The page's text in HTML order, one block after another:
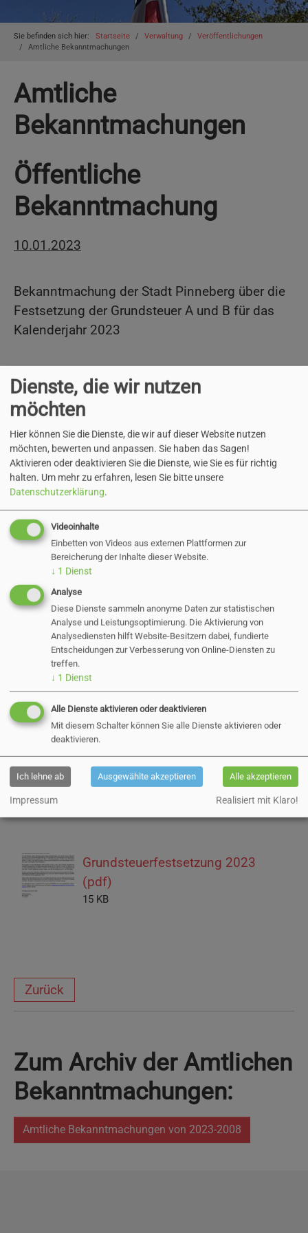
You are here:
Sie befinden sich hier: Startseite Verwaltung
Veröffentlichungen
Amtliche Bekanntmachungen
Amtliche
Bekanntmachungen
Öffentliche
Bekanntmachung
10.01.2023
Bekanntmachung der Stadt Pinneberg über die
Festsetzung der Grundsteuer A und B für das
Kalenderjahr 2023
Grundsteuerfestsetzung 2023
(pdf)
15 KB
Zurück
Aktuelle Direktvergaben
Öffentliche
Bekanntmachung
10.01.2023
Bekanntmachung der Stadt Pinneberg über die
Festsetzung der Grundsteuer A und B für das
Kalenderjahr 2023
Grundsteuerfestsetzung 2023
(pdf)
15 KB
Zurück
Zum Archiv der Amtlichen
Bekanntmachungen:
Amtliche Bekanntmachungen von 2023-2008
Dienste, die wir nutzen
möchten
Hier können Sie die Dienste, die wir auf dieser Website nutzen
möchten, bewerten und anpassen. Sie haben das Sagen!
Aktivieren oder deaktivieren Sie die Dienste, wie Sie es für richtig
halten. Um mehr zu erfahren, lesen Sie bitte unsere
Datenschutzerklärung.
Videoinhalte
Einbetten von Videos aus externen Plattformen zur
Bereicherung der Inhalte dieser Website.
↓ 1 Dienst
Analyse
Diese Dienste sammeln anonyme Daten zur statistischen
Analyse und Leistungsoptimierung. Die Aktivierung von
Analysediensten hilft Website-Besitzern dabei, fundierte
Entscheidungen zur Verbesserung von Online-Diensten zu
treffen.
↓ 1 Dienst
Alle Dienste aktivieren oder deaktivieren
Mit diesem Schalter können Sie alle Dienste aktivieren oder
deaktivieren.
Ich lehne ab Ausgewählte akzeptieren Alle akzeptieren
Impressum Realisiert mit Klaro!